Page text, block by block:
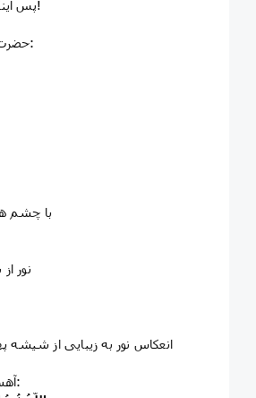
پس اینکه گفتی خبر زیاده؟!
حضرت مادر تأکید می کند:
با چشم
نور
انعکاس نور به زیبایی از
آهسته پاسخ می دهم: